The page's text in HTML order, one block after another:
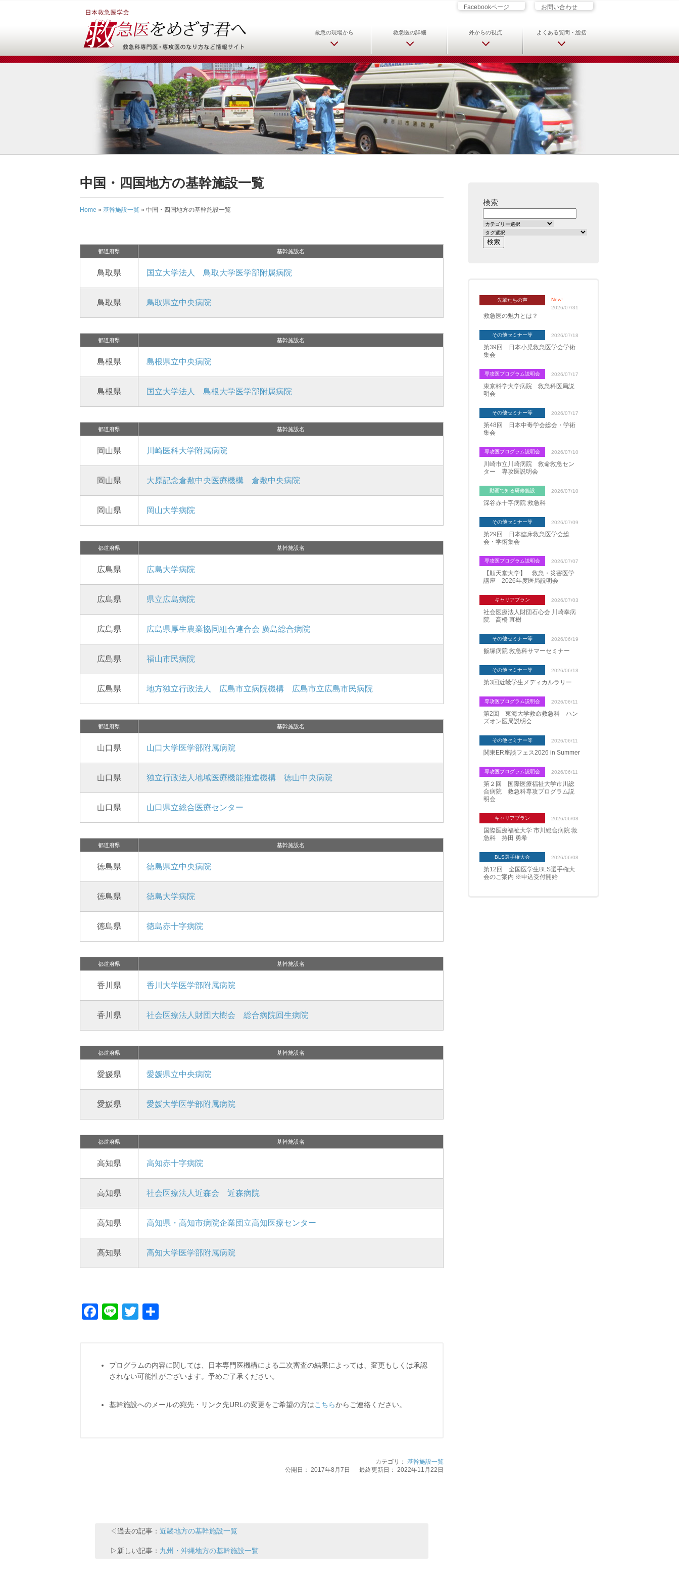
日本救急医学会 救急医をめざす君へ 救急科専門医・専攻医
Facebookページ お問い合わせ
救急の現場から 救急医の詳細 外からの視点 よくある質問・総括
中国・四国地方の基幹施設一覧
Home » 基幹施設一覧 » 中国・四国地方の基幹施設一覧
都道府県 基幹施設名
鳥取県 国立大学法人 鳥取大学医学部附属病院
鳥取県 鳥取県立中央病院
都道府県 基幹施設名
島根県 島根県立中央病院
島根県 国立大学法人 島根大学医学部附属病院
都道府県 基幹施設名
岡山県 川崎医科大学附属病院
岡山県 大原記念倉敷中央医療機構 倉敷中央病院
岡山県 岡山大学病院
都道府県 基幹施設名
広島県 広島大学病院
広島県 県立広島病院
広島県 広島県厚生農業協同組合連合会 廣島総合病院
広島県 福山市民病院
広島県 地方独立行政法人 広島市立病院機構 広島市立広島市民病院
都道府県 基幹施設名
山口県 山口大学医学部附属病院
山口県 独立行政法人地域医療機能推進機構 徳山中央病院
山口県 山口県立総合医療センター
都道府県 基幹施設名
徳島県 徳島県立中央病院
徳島県 徳島大学病院
徳島県 徳島赤十字病院
都道府県 基幹施設名
香川県 香川大学医学部附属病院
香川県 社会医療法人財団大樹会 総合病院回生病院
都道府県 基幹施設名
愛媛県 愛媛県立中央病院
愛媛県 愛媛大学医学部附属病院
都道府県 基幹施設名
高知県 高知赤十字病院
高知県 社会医療法人近森会 近森病院
高知県 高知県・高知市病院企業団立高知医療センター
高知県 高知大学医学部附属病院
Facebook
LineTwitter
プログラムの内容に関しては、日本専門医機構による二次審査の結果によっては、変更もしくは承認
されない可能性がございます。予めご了承ください。
基幹施設へのメールの宛先・リンク先URLの変更をご希望の方はこちらからご連絡ください。
カテゴリ： 基幹施設一覧
公開日： 2017年8月7日 最終更新日： 2022年11月22日
◁過去の記事： 近畿地方の基幹施設一覧
▷新しい記事： 九州・沖縄地方の基幹施設一覧
検索
先輩たちの声
New!
2026/07/31
救急医の魅力とは？
その他セミナー等 2026/07/18
第39回 日本小児救急医学会学術
集会
専攻医プログラム説明会 2026/07/17
東京科学大学病院 救急科医局説
明会
その他セミナー等 2026/07/17
第48回 日本中毒学会総会・学術
集会
専攻医プログラム説明会 2026/07/10
川崎市立川崎病院 救命救急セン
ター 専攻医説明会
動画で知る研修施設 2026/07/10
深谷赤十字病院 救急科
その他セミナー等 2026/07/09
第29回 日本臨床救急医学会総
会・学術集会
専攻医プログラム説明会 2026/07/07
【順天堂大学】 救急・災害医学
講座 2026年度医局説明会
キャリアプラン 2026/07/03
社会医療法人財団石心会 川崎幸病
院 高橋 直樹
その他セミナー等 2026/06/19
飯塚病院 救急科サマーセミナー
その他セミナー等 2026/06/18
第3回近畿学生メディカルラリー
専攻医プログラム説明会 2026/06/11
第2回 東海大学救命救急科 ハン
ズオン医局説明会
その他セミナー等 2026/06/11
関東ER座談フェス2026 in Summer
専攻医プログラム説明会 2026/06/11
第２回 国際医療福祉大学市川総
合病院 救急科専攻プログラム説
明会
キャリアプラン 2026/06/08
国際医療福祉大学 市川総合病院 救
急科 持田 勇希
BLS選手権大会 2026/06/08
第12回 全国医学生BLS選手権大
会のご案内 ※申込受付開始